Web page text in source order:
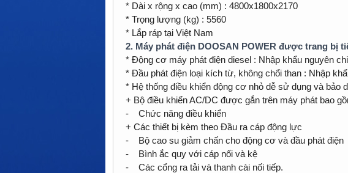
* Dài x rộng x cao (mm) : 4800x1800x2170
* Trọng lượng (kg) : 5560
* Lắp ráp tại Việt Nam
2. Máy phát điện DOOSAN POWER được trang bị
* Động cơ máy phát điện diesel : Nhập khẩu nguyên
* Đầu phát điện loại kích từ, không chổi than : Nhập
* Hệ thống điều khiển động cơ nhỏ dễ sử dụng và bảo
+ Bộ điều khiển AC/DC được gắn trên máy phát bao
- Chức năng điều khiển
+ Các thiết bị kèm theo Đầu ra cáp động lực
- Bộ cao su giảm chấn cho động cơ và đầu phát điện
- Bình ắc quy với cáp nối và kệ
- Các cổng ra tải và thanh cài nối tiếp.